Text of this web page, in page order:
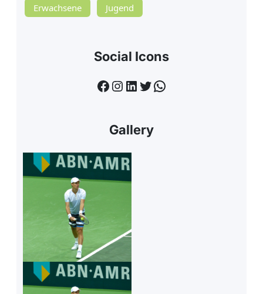
Erwachsene Jugend
Social Icons
Facebook InstagramLinkedIn Twitter WhatsApp
Gallery